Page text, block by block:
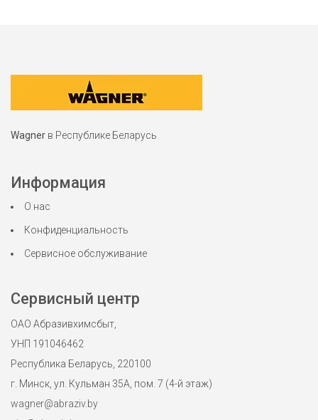
Wagner в Республике Беларусь
Информация
О нас
Конфиденциальность
Сервисное обслуживание
Сервисный центр
ОАО Абразивхимсбыт,
УНП 191046462
Республика Беларусь, 220100
г. Минск, ул. Кульман 35А, пом. 7 (4-й этаж)
wagner@abraziv.by